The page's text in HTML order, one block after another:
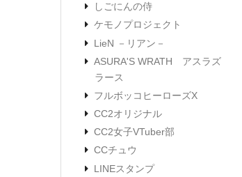
しごにんの侍
ケモノプロジェクト
LieN －リアン－
ASURA'S WRATH アスラズ
ラース
フルボッコヒーローズX
CC2オリジナル
CC2女子VTuber部
CCチュウ
LINEスタンプ